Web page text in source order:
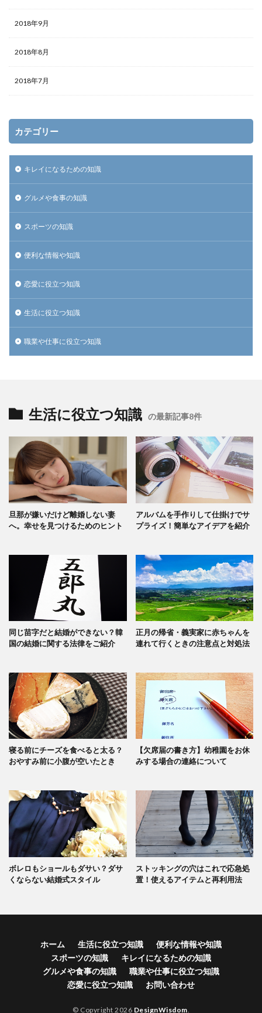
2018年9月
2018年8月
2018年7月
カテゴリー
キレイになるための知識
グルメや食事の知識
スポーツの知識
便利な情報や知識
恋愛に役立つ知識
生活に役立つ知識
職業や仕事に役立つ知識
生活に役立つ知識 の最新記事8件
旦那が嫌いだけど離婚しない妻
へ。幸せを見つけるためのヒント
アルバムを手作りして仕掛けでサ
プライズ！簡単なアイデアを紹介
同じ苗字だと結婚ができない？韓
国の結婚に関する法律をご紹介
正月の帰省・義実家に赤ちゃんを
連れて行くときの注意点と対処法
寝る前にチーズを食べると太る？
おやすみ前に小腹が空いたとき
【欠席届の書き方】幼稚園をお休
みする場合の連絡について
ボレロもショールもダサい？ダサ
くならない結婚式スタイル
ストッキングの穴はこれで応急処
置！使えるアイテムと再利用法
ホーム 生活に役立つ知識
便利な情報や知識
スポーツの知識
キレイになるための知識
グルメや食事の知識
職業や仕事に役立つ知識
恋愛に役立つ知識
お問い合わせ
© Copyright 2026 DesignWisdom